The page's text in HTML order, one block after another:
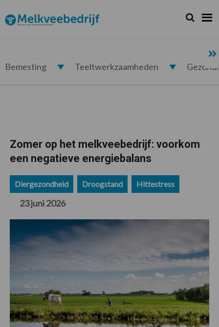
de
hoofdnavigatie
de
hoofd
de
eerste
de
voettekst
Melkveebedrijf.nl Zoeken...
Zoek
Bemesting Teeltwerkzaamheden
Zomer op het melkveebedrijf: voorkom
een negatieve energiebalans
Diergezondheid Droogstand Hittestress
23 juni 2026